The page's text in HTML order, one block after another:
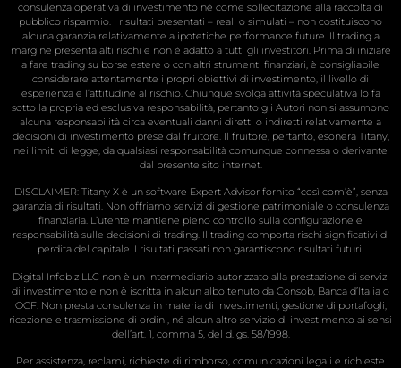
consulenza operativa di investimento né come sollecitazione alla raccolta di
pubblico risparmio. I risultati presentati – reali o simulati – non costituiscono
alcuna garanzia relativamente a ipotetiche performance future. Il trading a
margine presenta alti rischi e non è adatto a tutti gli investitori. Prima di iniziare
a fare trading su borse estere o con altri strumenti finanziari, è consigliabile
considerare attentamente i propri obiettivi di investimento, il livello di
esperienza e l’attitudine al rischio. Chiunque svolga attività speculativa lo fa
sotto la propria ed esclusiva responsabilità, pertanto gli Autori non si assumono
alcuna responsabilità circa eventuali danni diretti o indiretti relativamente a
decisioni di investimento prese dal fruitore. Il fruitore, pertanto, esonera Titany,
nei limiti di legge, da qualsiasi responsabilità comunque connessa o derivante
dal presente sito internet.
DISCLAIMER: Titany X è un software Expert Advisor fornito “così com’è”, senza
garanzia di risultati. Non offriamo servizi di gestione patrimoniale o consulenza
finanziaria. L’utente mantiene pieno controllo sulla configurazione e
responsabilità sulle decisioni di trading. Il trading comporta rischi significativi di
perdita del capitale. I risultati passati non garantiscono risultati futuri.
Digital Infobiz LLC non è un intermediario autorizzato alla prestazione di servizi
di investimento e non è iscritta in alcun albo tenuto da Consob, Banca d’Italia o
OCF. Non presta consulenza in materia di investimenti, gestione di portafogli,
ricezione e trasmissione di ordini, né alcun altro servizio di investimento ai sensi
dell’art. 1, comma 5, del d.lgs. 58/1998.
Per assistenza, reclami, richieste di rimborso, comunicazioni legali e richieste